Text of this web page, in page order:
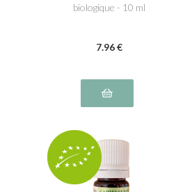
biologique - 10 ml
7.96 €